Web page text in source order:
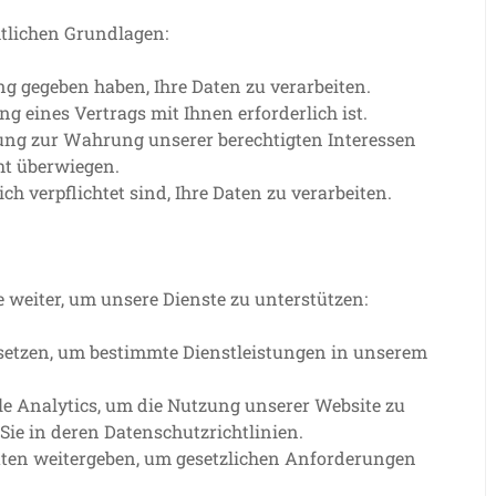
Grundlagen:
gegeben haben, Ihre Daten zu verarbeiten.
eines Vertrags mit Ihnen erforderlich ist.
zur Wahrung unserer berechtigten Interessen
überwiegen.
verpflichtet sind, Ihre Daten zu verarbeiten.
um unsere Dienste zu unterstützen:
um bestimmte Dienstleistungen in unserem
Analytics, um die Nutzung unserer Website zu
in deren Datenschutzrichtlinien.
weitergeben, um gesetzlichen Anforderungen